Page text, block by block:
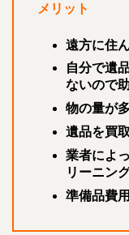
メリット
遠方に住
自分で遺
ないので
物の量が
遺品を買
業者によ
リーニン
準備品費